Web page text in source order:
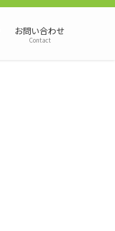
お問い合わせ
Contact